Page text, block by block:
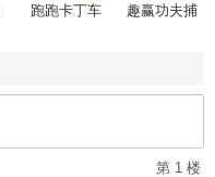
跑跑卡丁车
趣赢功夫捕
第 1 楼